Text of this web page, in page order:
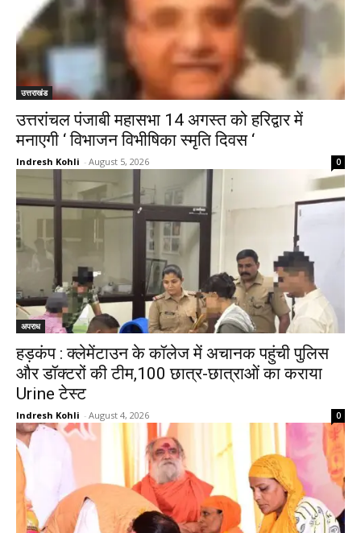
उत्तराखंड
उत्तरांचल पंजाबी महासभा 14 अगस्त को हरिद्वार में
मनाएगी ‘ विभाजन विभीषिका स्मृति दिवस ‘
Indresh Kohli - August 5, 2026 0
अपराध
हड़कंप : क्लेमेंटाउन के कॉलेज में अचानक पहुंची पुलिस
और डॉक्टरों की टीम,100 छात्र-छात्राओं का कराया
Urine टेस्ट
Indresh Kohli - August 4, 2026 0